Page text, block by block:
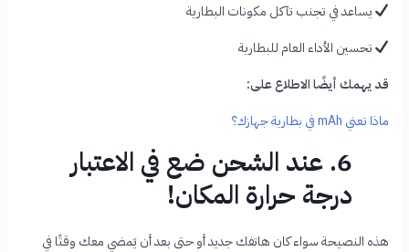
يساعد في تجنب تآكل مكونات البطارية
تحسين الأداء العام للبطارية
قد يهمك أيضًا الاطلاع على:
ماذا تعني mAh في بطارية جهازك؟
6. عند الشحن ضع في الاعتبار
درجة حرارة المكان!
هذه النصيحة سواء كان هاتفك جديد أو حتى بعد أن يَمضي معك وقتًا في